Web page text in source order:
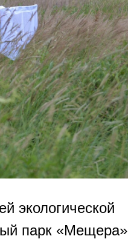
экологической
парк «Мещера»